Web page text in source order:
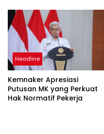
Headline
Kemnaker Apresiasi
Putusan MK yang Perkuat
Hak Normatif Pekerja